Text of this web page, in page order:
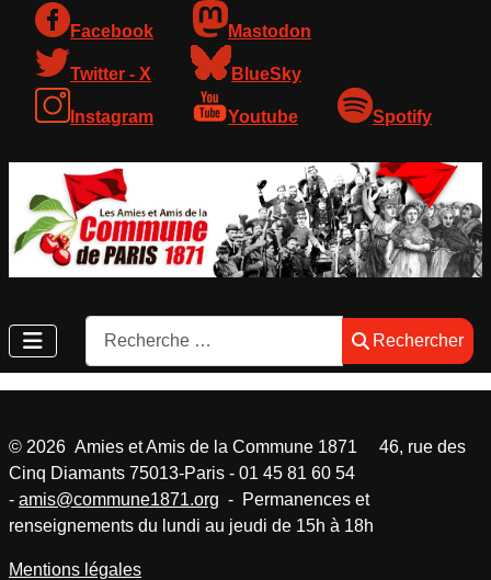
Facebook Mastodon
Twitter - X BlueSky
Instagram Youtube Spotify
Rechercher
Rechercher
© 2026 Amies et Amis de la Commune 1871 46, rue des
Cinq Diamants 75013-Paris - 01 45 81 60 54
- amis@commune1871.org - Permanences et
renseignements du lundi au jeudi de 15h à 18h
Mentions légales